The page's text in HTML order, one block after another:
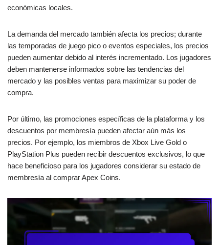
económicas locales.
La demanda del mercado también afecta los precios; durante
las temporadas de juego pico o eventos especiales, los precios
pueden aumentar debido al interés incrementado. Los jugadores
deben mantenerse informados sobre las tendencias del
mercado y las posibles ventas para maximizar su poder de
compra.
Por último, las promociones específicas de la plataforma y los
descuentos por membresía pueden afectar aún más los
precios. Por ejemplo, los miembros de Xbox Live Gold o
PlayStation Plus pueden recibir descuentos exclusivos, lo que
hace beneficioso para los jugadores considerar su estado de
membresía al comprar Apex Coins.